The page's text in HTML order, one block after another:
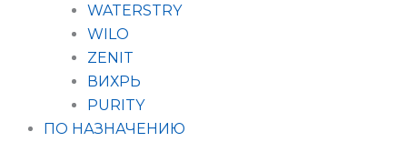
WATERSTRY
WILO
ZENIT
ВИХРЬ
PURITY
ПО НАЗНАЧЕНИЮ